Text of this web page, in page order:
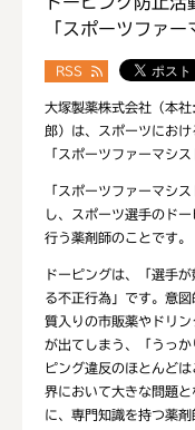
「スポーツファ
RSS
大塚製薬株式会社（本
郎）は、スポーツにお
「スポーツファーマシ
「スポーツファーマシ
し、スポーツ選手のド
行う薬剤師のことです。
ドーピングは、「選手
る不正行為」です。意
質入りの市販薬やドリ
が出てしまう、「うっ
ピング違反のほとんど
界において大きな問題
に、専門知識を持つ薬